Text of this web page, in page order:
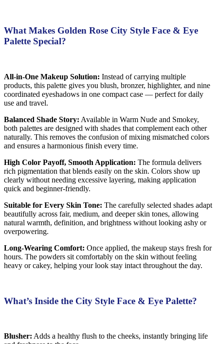
What Makes Golden Rose City Style Face & Eye
Palette Special?
All-in-One Makeup Solution: Instead of carrying multiple
products, this palette gives you blush, bronzer, highlighter, and nine
coordinated eyeshadows in one compact case — perfect for daily
use and travel.
Balanced Shade Story: Available in Warm Nude and Smokey,
both palettes are designed with shades that complement each other
naturally. This removes the confusion of mixing mismatched colors
and ensures a harmonious finish every time.
High Color Payoff, Smooth Application: The formula delivers
rich pigmentation that blends easily on the skin. Colors show up
clearly without needing excessive layering, making application
quick and beginner-friendly.
Suitable for Every Skin Tone: The carefully selected shades adapt
beautifully across fair, medium, and deeper skin tones, allowing
natural warmth, definition, and brightness without looking ashy or
overpowering.
Long-Wearing Comfort: Once applied, the makeup stays fresh for
hours. The powders sit comfortably on the skin without feeling
heavy or cakey, helping your look stay intact throughout the day.
What’s Inside the City Style Face & Eye Palette?
Blusher: Adds a healthy flush to the cheeks, instantly bringing life